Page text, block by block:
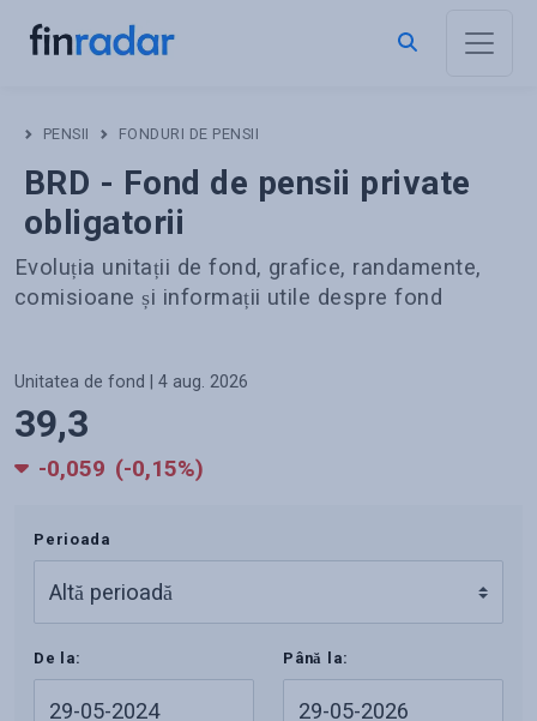
PENSII FONDURI DE PENSII
BRD - Fond de pensii private
obligatorii
Evoluția unitații de fond, grafice, randamente,
comisioane și informații utile despre fond
Unitatea de fond | 4 aug. 2026
39,3
-0,059 (-0,15%)
Perioada
De la: Până la: